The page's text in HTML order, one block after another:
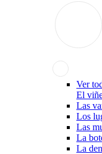
Ver
El
Las
Los
Las
La
La